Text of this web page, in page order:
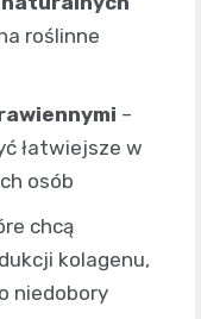
roślinne
–
łatwiejsze w
osób
chcą
kolagenu,
niedobory